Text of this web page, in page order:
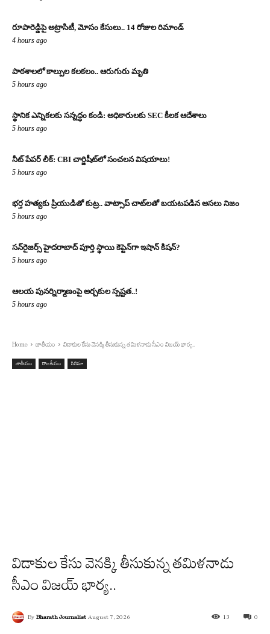
రూపారెడ్డిపై అట్రాసిటీ, మోసం కేసులు.. 14 రోజుల రిమాండ్
4 hours ago
పాఠశాలలో కాల్పుల కలకలం.. ఆరుగురు మృతి
5 hours ago
స్థానిక ఎన్నికలకు సన్నద్ధం కండి: అధికారులకు SEC కీలక ఆదేశాలు
5 hours ago
నీట్ పేపర్ లీక్: CBI చార్జిషీట్‌లో సంచలన విషయాలు!
5 hours ago
భర్త హత్యకు ప్రియుడితో కుట్ర.. వాట్సాప్ చాట్‌లతో బయటపడిన అసలు నిజం
5 hours ago
సన్‌రైజర్స్ హైదరాబాద్ పూర్తి స్థాయి కెప్టెన్‌గా ఇషాన్ కిషన్?
5 hours ago
ఆలయ పునర్నిర్మాణంపై అర్చకుల స్పష్టత..!
5 hours ago